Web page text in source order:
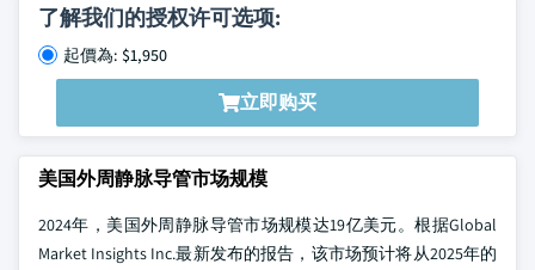
了解我们的授权许可选项:
起價為: $1,950
立即购买
美国外周静脉导管市场规模
2024年，美国外周静脉导管市场规模达19亿美元。根据Global
Market Insights Inc.最新发布的报告，该市场预计将从2025年的